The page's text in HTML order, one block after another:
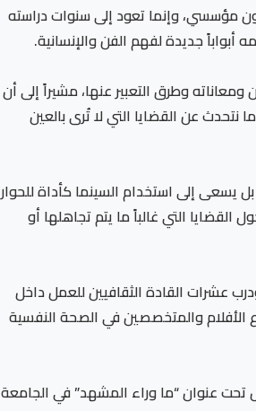
مؤسسي، وإنما تعود إلى سنوات دراسته
جديدة لفهم الفن والإنسانية.
وطرق التعبير عنها، مشيراً إلى أن
عن القضايا التي لا تُرى بالعين
يسعى إلى استخدام السينما كأداة للحوار
التي غالباً ما يتم تجاهلها أو
المحافظات، ودرب عشرات القادة الثقافيين للعمل داخل
نجح في جمع صناع الأفلام والمتخصصين في الصحة النفسية
أن النسخة الثامنة من المهرجان ستقام خلال الفترة من 10 إلى 14 سبتمبر المقبل تحت عنوان “ما وراء المشهد” في الجامعة